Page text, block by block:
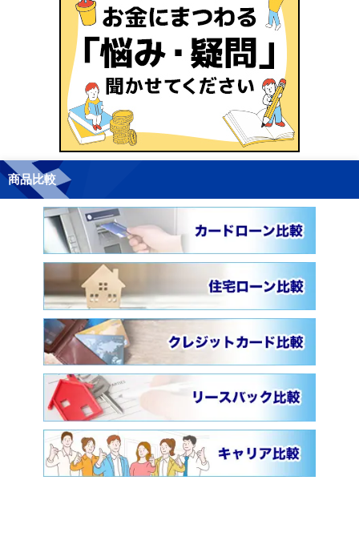
商品比較